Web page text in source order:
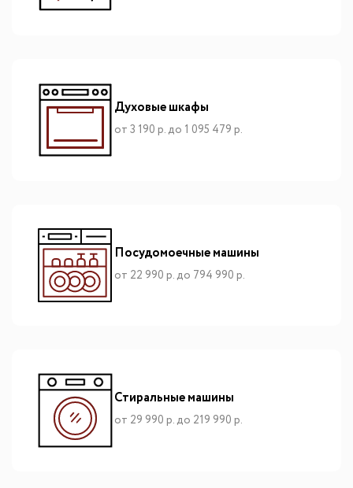
Духовые шкафы
от 3 190 р. до 1 095 479 р.
Посудомоечные машины
от 22 990 р. до 794 990 р.
Стиральные машины
от 29 990 р. до 219 990 р.